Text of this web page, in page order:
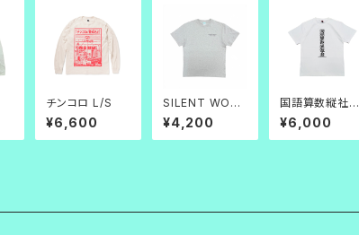
チンコロ L/S
¥6,600
SILENT WORK
TEE グレー
¥4,200
国語算数縦社会
TEE 白
¥6,000